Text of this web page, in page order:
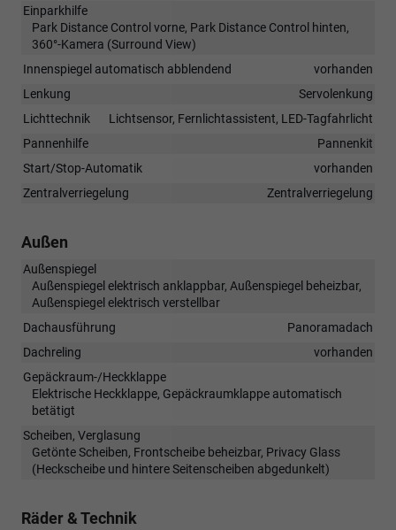
Einparkhilfe
Park Distance Control vorne, Park Distance Control hinten,
360°-Kamera (Surround View)
Innenspiegel automatisch abblendend
vorhanden
Lenkung
Servolenkung
Lichttechnik
Lichtsensor, Fernlichtassistent, LED-Tagfahrlicht
Pannenhilfe
Pannenkit
Start/Stop-Automatik
vorhanden
Zentralverriegelung
Zentralverriegelung
Außen
Außenspiegel
Außenspiegel elektrisch anklappbar, Außenspiegel beheizbar,
Außenspiegel elektrisch verstellbar
Dachausführung
Panoramadach
Dachreling
vorhanden
Gepäckraum-/Heckklappe
Elektrische Heckklappe, Gepäckraumklappe automatisch
betätigt
Scheiben, Verglasung
Getönte Scheiben, Frontscheibe beheizbar, Privacy Glass
(Heckscheibe und hintere Seitenscheiben abgedunkelt)
Räder & Technik